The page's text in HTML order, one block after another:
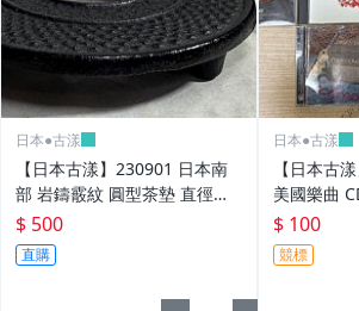
日本●古漾
【日本古漾】230901 日本南
部 岩鑄霰紋 圓型茶墊 直徑約
9.8cm 高約1.6cm
$ 500
直購
日本●古漾
【日本古
美國樂曲
與答詢問喔
$ 100
競標